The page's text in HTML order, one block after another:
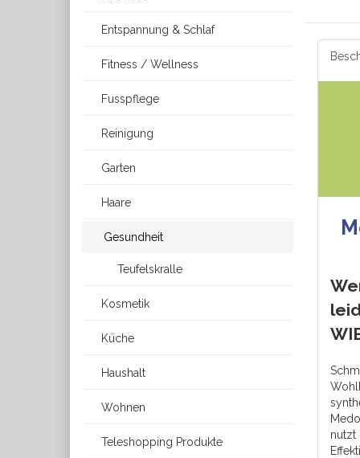
Entspannung & Schlaf
Fitness / Wellness
Fusspflege
Reinigung
Garten
Haare
Gesundheit
Teufelskralle
Kosmetik
Küche
Haushalt
Wohnen
Teleshopping Produkte
nutzt